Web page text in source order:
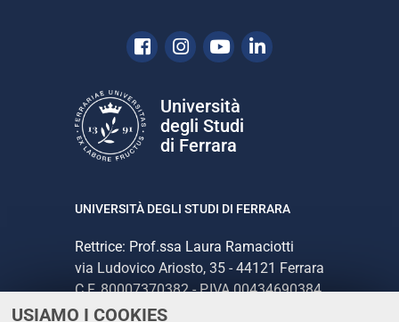
USIAMO I COOKIES
Facebook
Instagram
YoutubeLinkedin
Università
degli Studi
di Ferrara
UNIVERSITÀ DEGLI STUDI DI FERRARA
Rettrice: Prof.ssa Laura Ramaciotti
via Ludovico Ariosto, 35 - 44121 Ferrara
C.F. 80007370382 - P.IVA 00434690384